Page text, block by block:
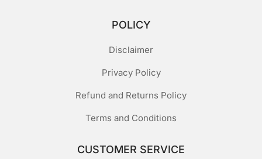
POLICY
Disclaimer
Privacy Policy
Refund and Returns Policy
Terms and Conditions
CUSTOMER SERVICE